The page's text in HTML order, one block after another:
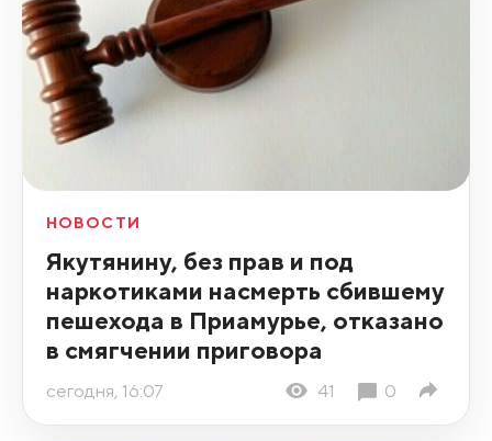
НОВОСТИ
Якутянину, без прав и под
наркотиками насмерть сбившему
пешехода в Приамурье, отказано
в смягчении приговора
сегодня, 16:07 41 0